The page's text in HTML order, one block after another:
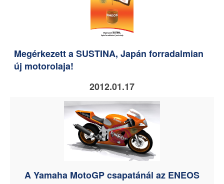
Megérkezett a SUSTINA, Japán forradalmian
új motorolaja!
2012.01.17
A Yamaha MotoGP csapatánál az ENEOS